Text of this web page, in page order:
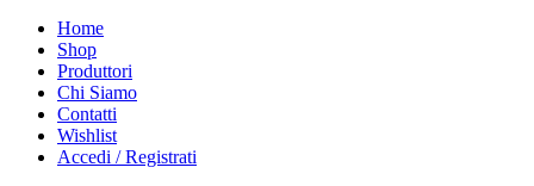
Home
Shop
Produttori
Chi Siamo
Contatti
Wishlist
Accedi / Registrati